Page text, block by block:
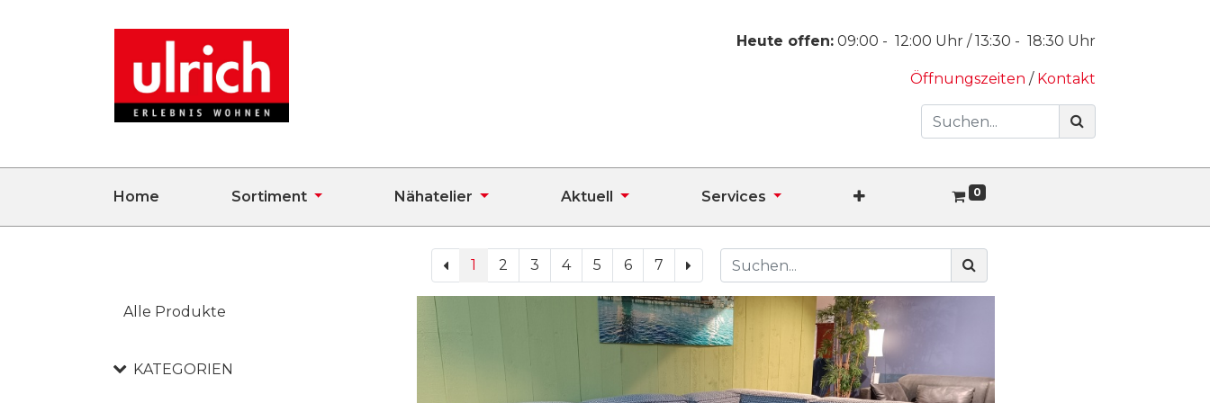
Heute offen: 09:00 - 12:00 Uhr /13:30 - 18:30 Uhr
Öffnungszeiten / Kontakt
Home Sortiment Nähatelier Aktuell Services 0
1 2 3 4 5 6 7
Alle Produkte
KATEGORIEN